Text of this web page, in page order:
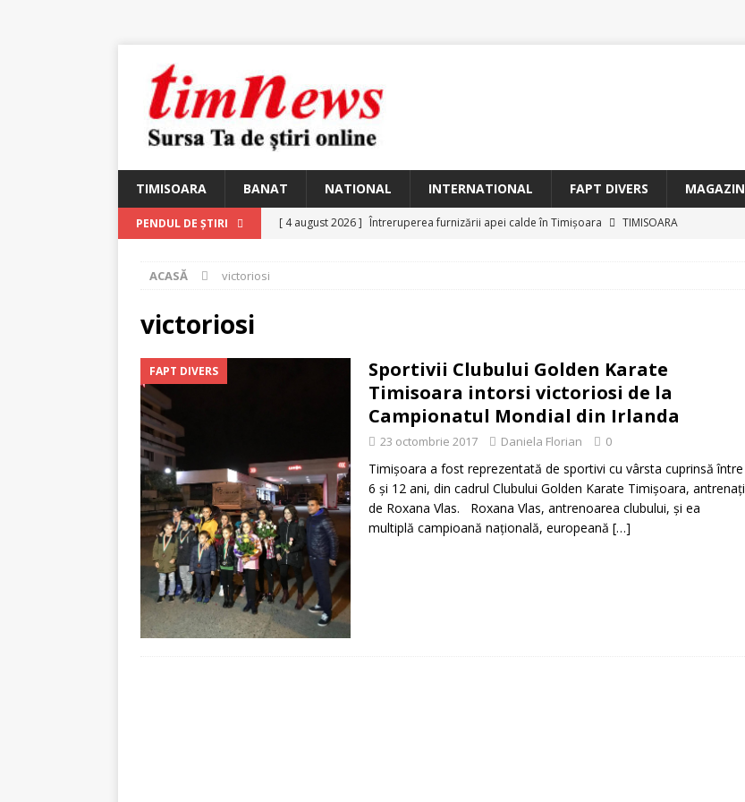
TIMISOARA BANAT NATIONAL INTERNATIONAL FAPT DIVERS MAGAZIN
PENDUL DE ȘTIRI [ 4 august 2026 ] Întreruperea furnizării apei calde în Timișoara
TIMISOARA
Ungureanu, Constantin Flondor
MAGAZIN
ACASĂ victoriosi
victoriosi
FAPT DIVERS
Sportivii Clubului Golden Karate
Timisoara intorsi victoriosi de la
Campionatul Mondial din Irlanda
23 octombrie 2017 Daniela Florian 0
Timişoara a fost reprezentată de sportivi cu vârsta cuprinsă între
6 şi 12 ani, din cadrul Clubului Golden Karate Timişoara, antrenaţi
de Roxana Vlas. Roxana Vlas, antrenoarea clubului, şi ea
multiplă campioană naţională, europeană […]